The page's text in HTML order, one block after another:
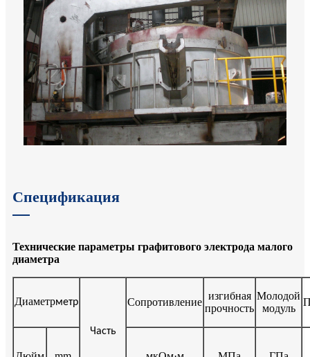
Спецификация
Технические параметры графитового электрода малого
диаметра
Диаметрметр
Часть
Сопротивление
изгибная
прочность
Молодой
модуль